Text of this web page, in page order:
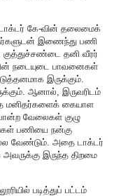
டாக்டர் கே-வின் தலைமைக்
இணைந்து பணி
குத்துச்சண்டை தனி வீரர்
நடையுடை பாவனைகள்
இருக்கும்.
ஆனால், இருவரிடம்
மனிதர்களைக் கையாள
வேலைகள் குழு
பணியை நன்கு
வேண்டும். அதை டாக்டர்
இருந்த திறமை
படித்துப் பட்டம்